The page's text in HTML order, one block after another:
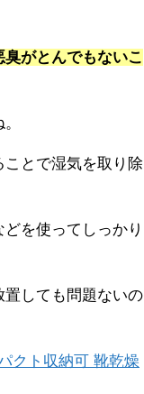
がとんでもないこ
とで湿気を取り除
を使ってしっかり
しても問題ないの
クト収納可 靴乾燥